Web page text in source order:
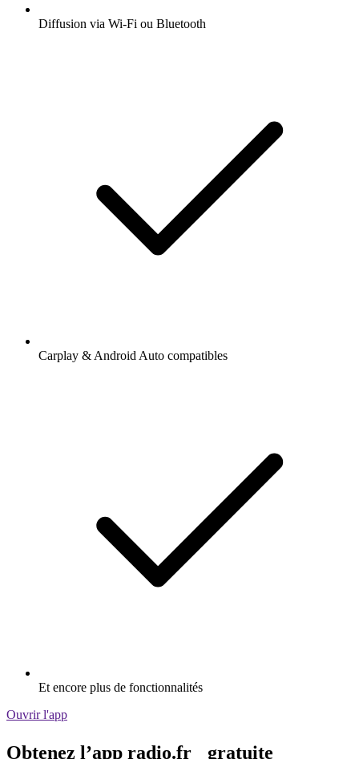
Diffusion via Wi-Fi ou Bluetooth
Carplay & Android Auto compatibles
Et encore plus de fonctionnalités
Ouvrir l'app
Obtenez l’app radio.fr gratuite